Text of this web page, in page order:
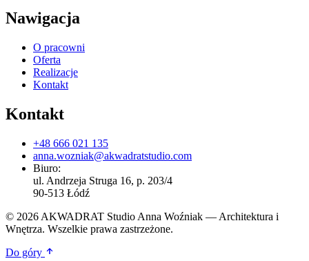
Nawigacja
O pracowni
Oferta
Realizacje
Kontakt
Kontakt
+48 666 021 135
anna.wozniak@akwadratstudio.com
Biuro:
ul. Andrzeja Struga 16, p. 203/4
90-513 Łódź
© 2026 AKWADRAT Studio Anna Woźniak — Architektura i
Wnętrza. Wszelkie prawa zastrzeżone.
Do góry